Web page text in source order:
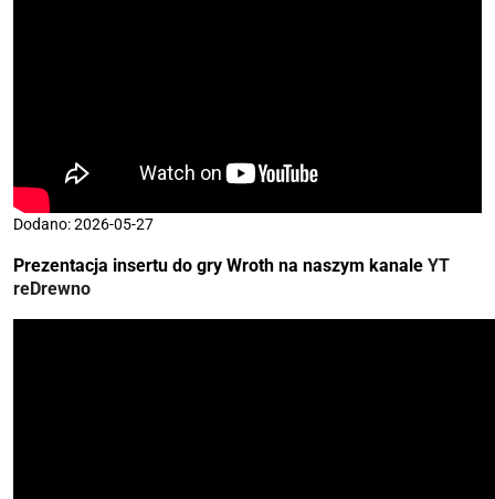
Dodano: 2026-05-27
Prezentacja insertu do gry Wroth na naszym kanale YT
reDrewno